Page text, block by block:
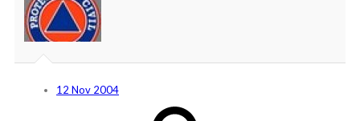
12 Nov 2004